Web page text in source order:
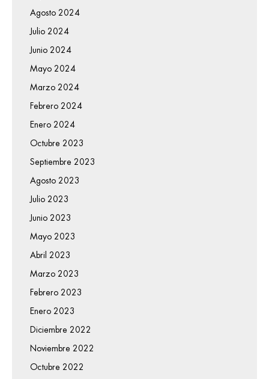
Agosto 2024
Julio 2024
Junio 2024
Mayo 2024
Marzo 2024
Febrero 2024
Enero 2024
Octubre 2023
Septiembre 2023
Agosto 2023
Julio 2023
Junio 2023
Mayo 2023
Abril 2023
Marzo 2023
Febrero 2023
Enero 2023
Diciembre 2022
Noviembre 2022
Octubre 2022